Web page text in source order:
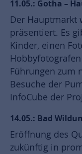
11.05.: Gotha –
Der Hauptmarkt
präsentiert. Es
Kinder, einen
Führungen zum
Besuche der
InfoCube der
14.05.: Bad
Eröffnung des
zukünftig in